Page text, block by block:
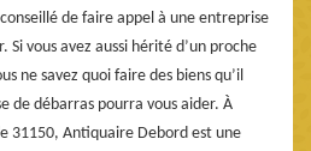
de faire appel à une entreprise
Si vous avez aussi hérité d’un proche
ne savez quoi faire des biens qu’il
de débarras pourra vous aider. À
31150, Antiquaire Debord est une